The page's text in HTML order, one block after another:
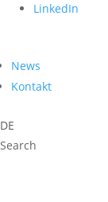
LinkedIn
News
Kontakt
DE
Search